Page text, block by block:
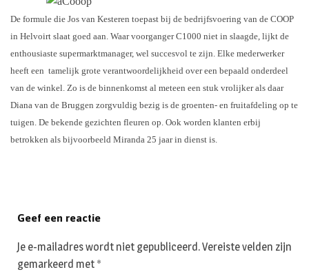
De formule die Jos van Kesteren toepast bij de bedrijfsvoering van de COOP
in Helvoirt slaat goed aan. Waar voorganger C1000 niet in slaagde, lijkt de
enthousiaste supermarktmanager, wel succesvol te zijn. Elke mederwerker
heeft een tamelijk grote verantwoordelijkheid over een bepaald onderdeel
van de winkel. Zo is de binnenkomst al meteen een stuk vrolijker als daar
Diana van de Bruggen zorgvuldig bezig is de groenten- en fruitafdeling op te
tuigen. De bekende gezichten fleuren op. Ook worden klanten erbij
betrokken als bijvoorbeeld Miranda 25 jaar in dienst is.
Geef een reactie
Je e-mailadres wordt niet gepubliceerd.Vereiste velden zijn
gemarkeerd met *